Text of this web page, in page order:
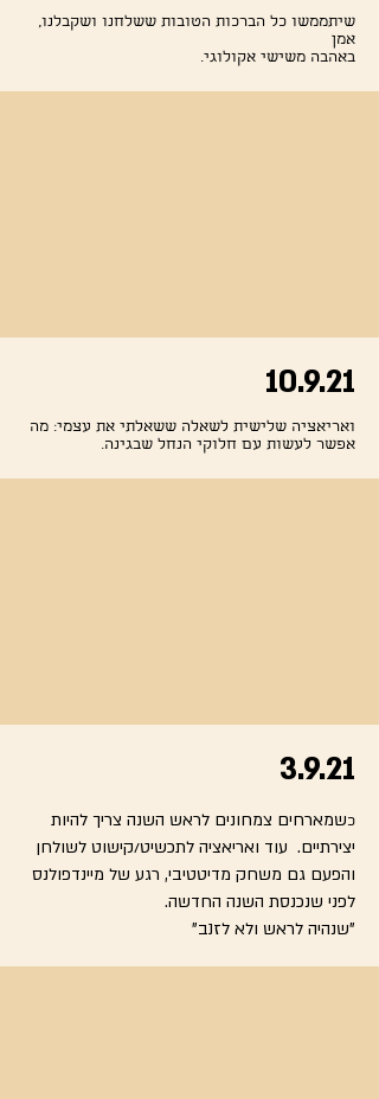
שיתממשו כל הברכות הטובות ששלחנו ושקבלנו,
אמן
.באהבה משישי אקולוגי
10.9.21
ואריאציה שלישית לשאלה ששאלתי את עצמי: מה
אפשר לעשות עם חלוקי הנחל שבגינה.
3.9.21
כשמארחים צמחונים לראש השנה צריך להיות
יצירתיים. עוד ואריאציה לתכשיט/קישוט לשולחן
והפעם גם משחק מדיטטיבי, רגע של מיינדפולנס
לפני שנכנסת השנה החדשה.
"שנהיה לראש ולא לזנב"